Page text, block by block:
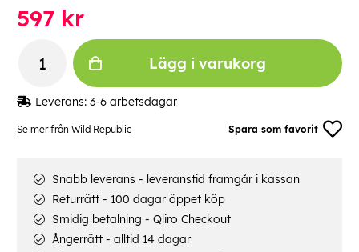
Se mer från Wild Republic Spara som favorit
597 kr
Lägg i varukorg
Leverans: 3-6 arbetsdagar
Snabb leverans - leveranstid framgår i kassan
Returrätt - 100 dagar öppet köp
Smidig betalning - Qliro Checkout
Ångerrätt - alltid 14 dagar